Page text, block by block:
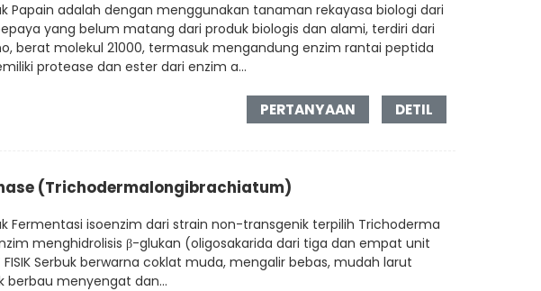
Papain adalah dengan menggunakan tanaman rekayasa biologi dari
yang belum matang dari produk biologis dan alami, terdiri dari
berat molekul 21000, termasuk mengandung enzim rantai peptida
protease dan ester dari enzim a...
PERTANYAAN DETIL
(Trichodermalongibrachiatum)
Fermentasi isoenzim dari strain non-transgenik terpilih Trichoderma
menghidrolisis β-glukan (oligosakarida dari tiga dan empat unit
FISIK Serbuk berwarna coklat muda, mengalir bebas, mudah larut
berbau menyengat dan...